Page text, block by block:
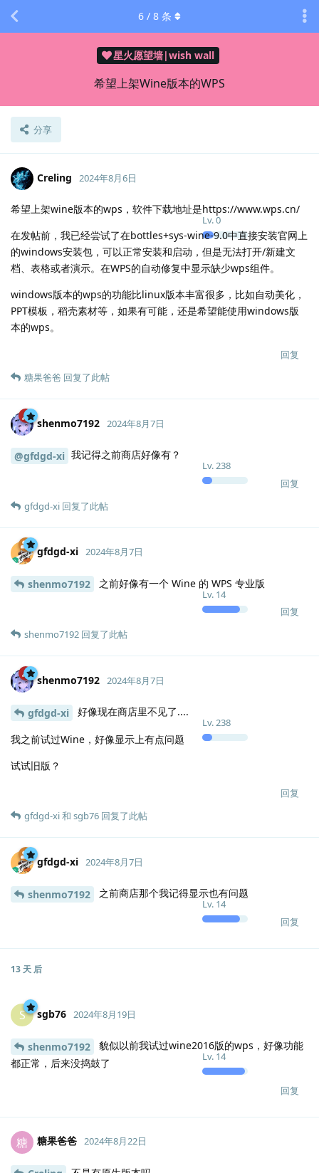
星火愿望墙|wish wall
希望上架Wine版本的WPS
分享
6 / 8 条
Creling
Lv.0
2024年8月6日
希望上架wine版本的wps，软件下载地址是https://www.wps.cn/
在发帖前，我已经尝试了在bottles+sys-wine-9.0中直接安装官网上
的windows安装包，可以正常安装和启动，但是无法打开/新建文
档、表格或者演示。在WPS的自动修复中显示缺少wps组件。
windows版本的wps的功能比linux版本丰富很多，比如自动美化，
PPT模板，稻壳素材等，如果有可能，还是希望能使用windows版
本的wps。
回复
糖果爸爸 回复了此帖
shenmo7192
Lv.238
2024年8月7日
@gfdgd-xi 我记得之前商店好像有？
回复
gfdgd-xi 回复了此帖
gfdgd-xi
Lv. 14
2024年8月7日
shenmo7192 之前好像有一个 Wine 的 WPS 专业版
回复
shenmo7192 回复了此帖
shenmo7192
Lv.238
2024年8月7日
gfdgd-xi 好像现在商店里不见了....
我之前试过Wine，好像显示上有点问题
试试旧版？
回复
gfdgd-xi和 sgb76 回复了此帖
gfdgd-xi
Lv. 14
2024年8月7日
shenmo7192 之前商店那个我记得显示也有问题
回复
13 天 后
S sgb76
Lv. 14
2024年8月19日
shenmo7192
貌似以前我试过wine2016版的wps，好像功能
都正常，后来没捣鼓了
回复
糖 糖果爸爸 2024年8月22日